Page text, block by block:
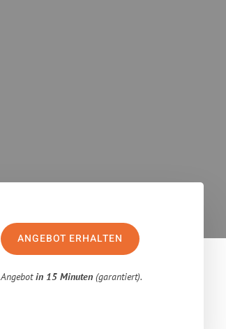
ANGEBOT ERHALTEN
Angebotin 15 Minuten (garantiert).